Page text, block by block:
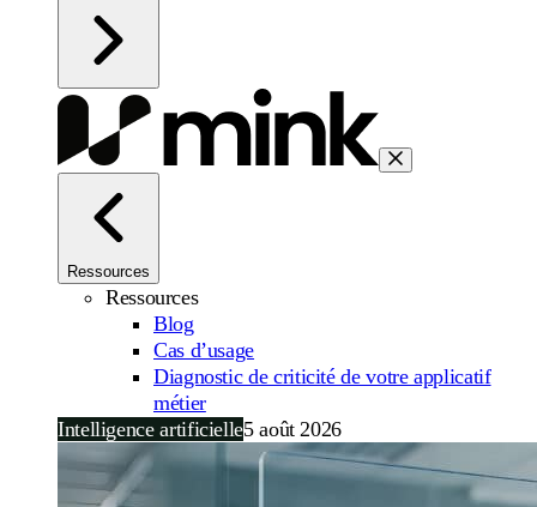
Ressources
Ressources
Blog
Cas d’usage
Diagnostic de criticité de votre applicatif
métier
Intelligence artificielle5 août 2026